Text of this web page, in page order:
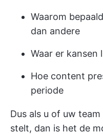
Waarom
dan andere
Waar er
Hoe content
periode
Dus als u of uw
stelt, dan is het de